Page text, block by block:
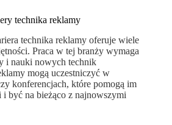
technika reklamy
technika reklamy oferuje wiele
Praca w tej branży wymaga
i nauki nowych technik
mogą uczestniczyć w
konferencjach, które pomogą im
być na bieżąco z najnowszymi